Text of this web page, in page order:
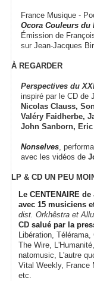
France Musique -
Ocora Couleurs du
Émission de
sur Jean-Jacques
À REGARDER
Perspectives du
inspiré par le CD de
Nicolas Clauss,
Valéry Faidherbe,
John Sanborn, Eric
Nonselves ,
avec les vidéos de
LP & CD UN PEU
Le CENTENAIRE de
avec 15 musiciens
dist. Orkhêstra et
CD salué par la
Libération,
The Wire,
natomusic, L'autre
Vital Weekly, France
etc.